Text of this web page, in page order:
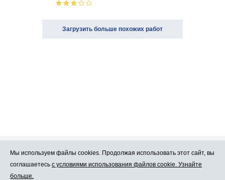
Загрузить больше похожих работ
Про Atlants.lv Реклама
Мы используем файлы cookies. Продолжая использовать этот сайт, вы
соглашаетесь с условиями использования файлов cookie. Узнайте
больше.